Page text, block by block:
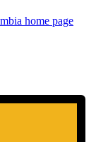
home page